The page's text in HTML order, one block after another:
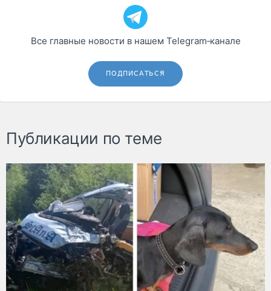
Все главные новости в нашем Telegram‑канале
ПОДПИСАТЬСЯ
Публикации по теме